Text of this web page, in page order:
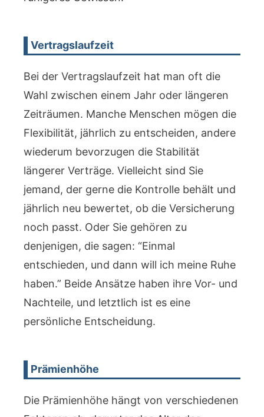
Vertragslaufzeit
Bei der Vertragslaufzeit hat man oft die
Wahl zwischen einem Jahr oder längeren
Zeiträumen. Manche Menschen mögen die
Flexibilität, jährlich zu entscheiden, andere
wiederum bevorzugen die Stabilität
längerer Verträge. Vielleicht sind Sie
jemand, der gerne die Kontrolle behält und
jährlich neu bewertet, ob die Versicherung
noch passt. Oder Sie gehören zu
denjenigen, die sagen: “Einmal
entschieden, und dann will ich meine Ruhe
haben.” Beide Ansätze haben ihre Vor- und
Nachteile, und letztlich ist es eine
persönliche Entscheidung.
Prämienhöhe
Die Prämienhöhe hängt von verschiedenen